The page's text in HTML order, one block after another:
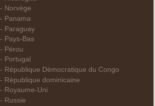
Norvège
Panama
Paraguay
Pays-Bas
Pérou
Portugal
République Démocratique du Congo
République dominicaine
Royaume-Uni
Russie